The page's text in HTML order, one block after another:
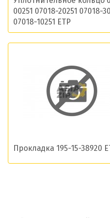
Отправить
00251 07018-20251 07018-
07018-10251 ETP
Прокладка 195-15-38920